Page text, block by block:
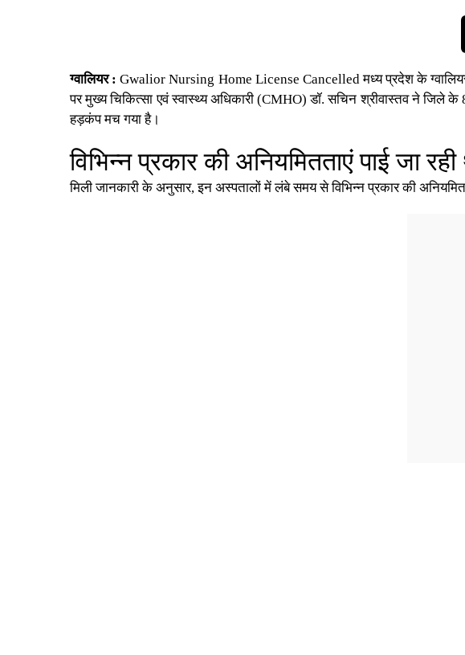
ग्वालियर: Gwalior Nursing Home License Cancelledमध्य प्रदेश के
पर मुख्य चिकित्सा एवं स्वास्थ्य अधिकारी (CMHO) डॉ. सचिन श्रीवास्तव ने जिले
हड़कंप मच गया है।
विभिन्न प्रकार की अनियमितताएं पाई जा रही
मिली जानकारी के अनुसार, इन अस्पतालों में लंबे समय से विभिन्न प्रकार की